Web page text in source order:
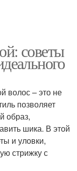
советы
волос – это не
позволяет
образ,
шика. В этой
и уловки,
стрижку с